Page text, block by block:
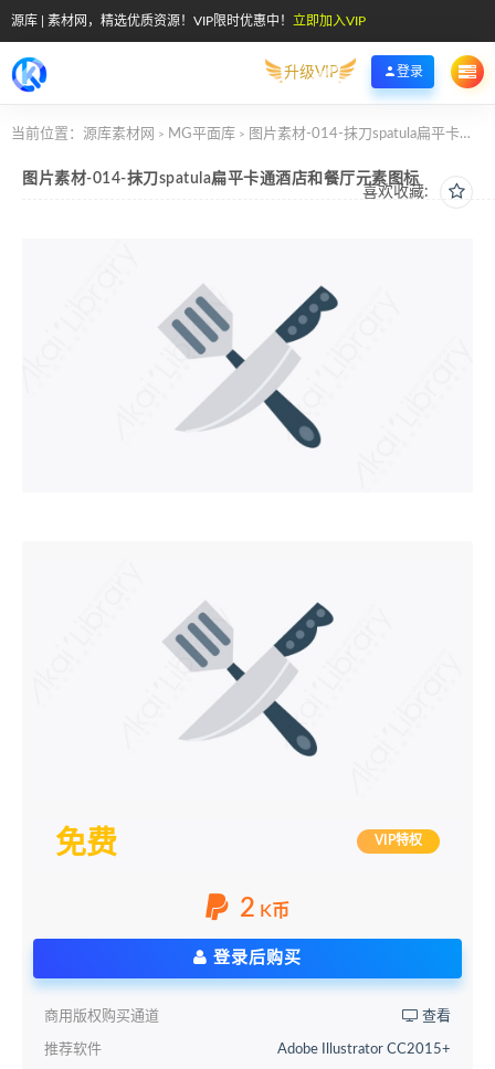
源库 | 素材网，精选优质资源！VIP限时优惠中！ 立即加入VIP
升级VIP 登录
当前位置： 源库素材网 > MG平面库 > 图片素材-014-抹刀spatula扁平卡通酒店和餐厅元素图标
喜欢收藏:
图片素材-014-抹刀spatula扁平卡通酒店和餐厅元素图标
免费 VIP特权
2 K币
登录后购买
商用版权购买通道 查看
推荐软件 Adobe Illustrator CC2015+